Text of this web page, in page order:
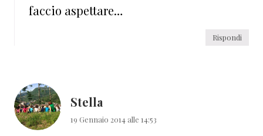
faccio aspettare…
Rispondi
Stella
19 Gennaio 2014 alle 14:53